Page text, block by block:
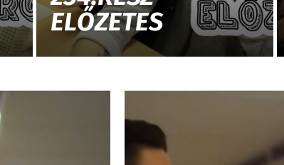
ELŐZETES